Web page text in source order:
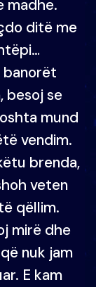
madhe.
ditë me
banorët
besoj se
mund
vendim.
brenda,
veten
qëllim.
mirë dhe
nuk jam
E kam